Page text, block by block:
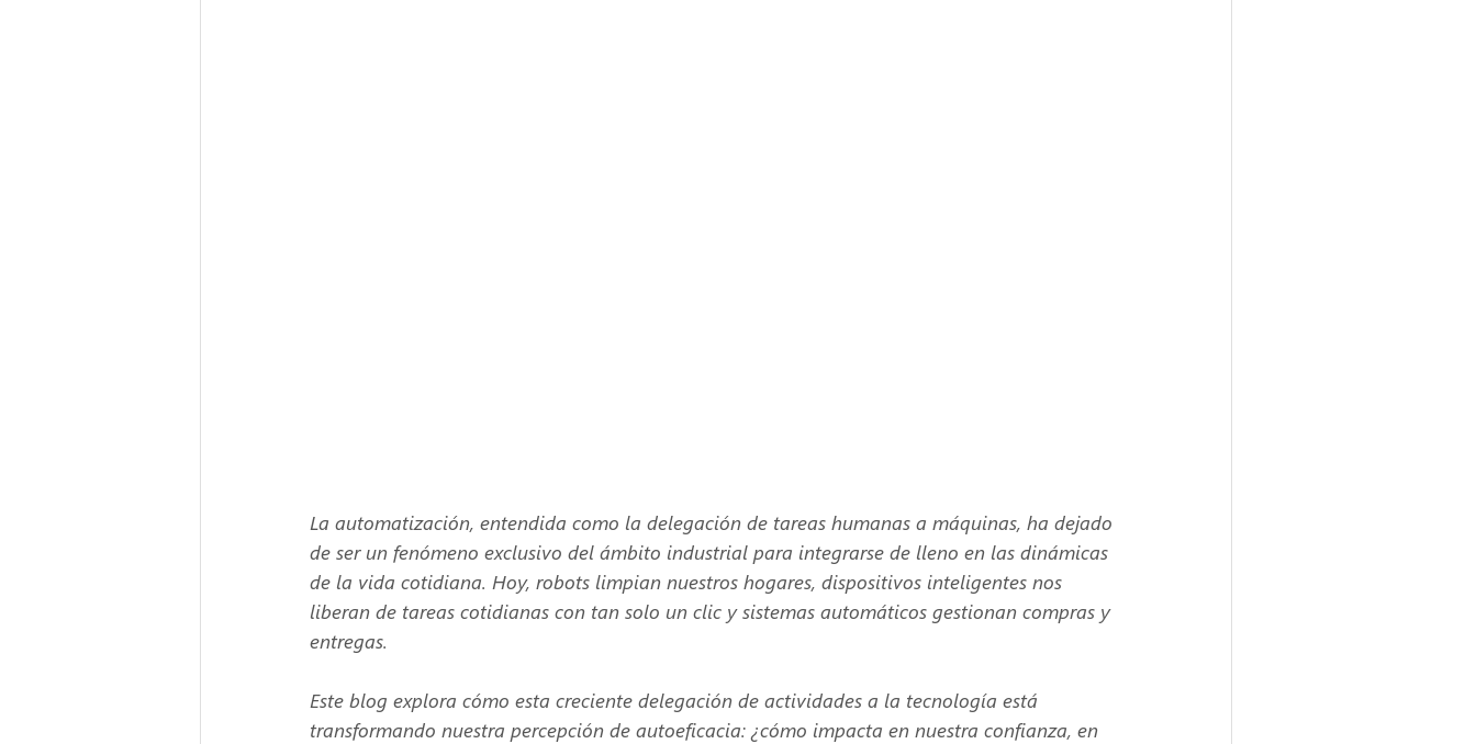
La automatización, entendida como la delegación de tareas humanas a máquinas, ha dejado
de ser un fenómeno exclusivo del ámbito industrial para integrarse de lleno en las dinámicas
de la vida cotidiana. Hoy, robots limpian nuestros hogares, dispositivos inteligentes nos
liberan de tareas cotidianas con tan solo un clic y sistemas automáticos gestionan compras y
entregas.
Este blog explora cómo esta creciente delegación de actividades a la tecnología está
transformando nuestra percepción de autoeficacia: ¿cómo impacta en nuestra confianza, en